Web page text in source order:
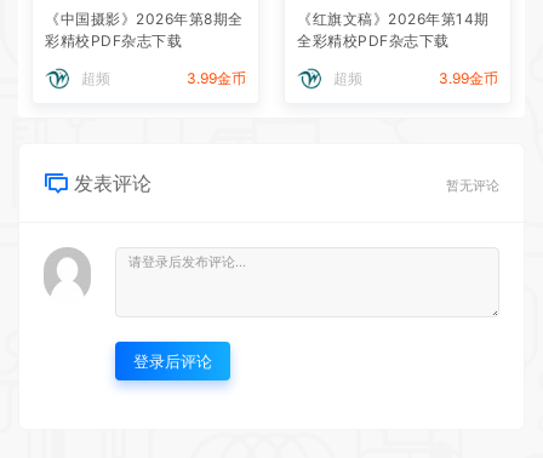
《中国摄影》2026年第8期全
彩精校PDF杂志下载
超频 3.99金币
《红旗文稿》2026年第14期
全彩精校PDF杂志下载
超频 3.99金币
发表评论 暂无评论
登录后评论